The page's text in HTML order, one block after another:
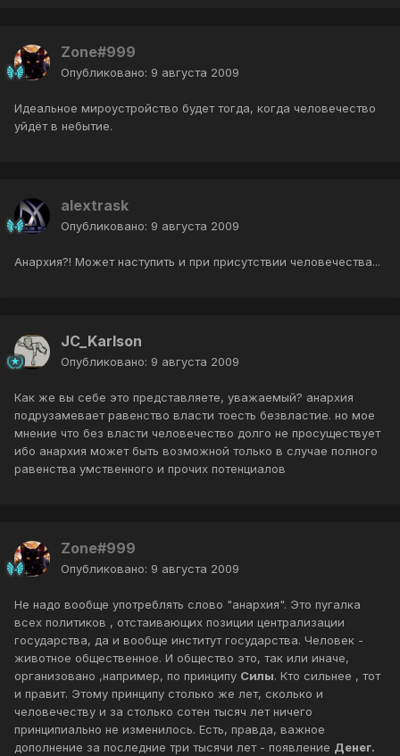
Zone#999
Опубликовано: 9 августа 2009
Идеальное мироустройство будет тогда, когда человечество
уйдёт в небытие.
alextrask
Опубликовано: 9 августа 2009
Анархия?! Может наступить и при присутствии человечества...
JC_Karlson
Опубликовано: 9 августа 2009
Как же вы себе это представляете, уважаемый? анархия
подрузамевает равенство власти тоесть безвластие. но мое
мнение что без власти человечество долго не просуществует
ибо анархия может быть возможной только в случае полного
равенства умственного и прочих потенциалов
Zone#999
Опубликовано: 9 августа 2009
Не надо вообще употреблять слово "анархия". Это пугалка
всех политиков , отстаивающих позиции централизации
государства, да и вообще институт государства. Человек -
животное общественное. И общество это, так или иначе,
организовано ,например, по принципу Силы. Кто сильнее , тот
и правит. Этому принципу столько же лет, сколько и
человечеству и за столько сотен тысяч лет ничего
принципиально не изменилось. Есть, правда, важное
дополнение за последние три тысячи лет - появление Денег.